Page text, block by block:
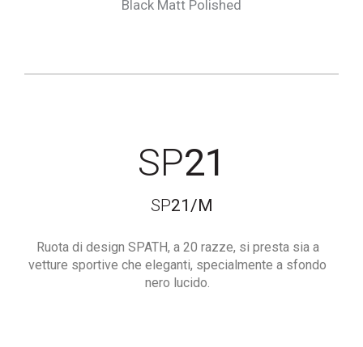
Black Matt Polished
SP21
SP21/M
Ruota di design SPATH, a 20 razze, si presta sia a
vetture sportive che eleganti, specialmente a sfondo
nero lucido.